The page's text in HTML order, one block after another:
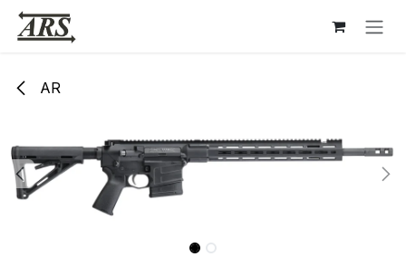
Hoppa till innehåll
AR